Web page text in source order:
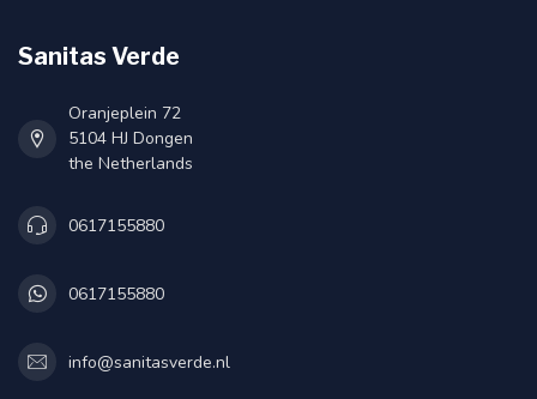
Sanitas Verde
Oranjeplein 72
5104 HJ Dongen
the Netherlands
0617155880
0617155880
info@sanitasverde.nl